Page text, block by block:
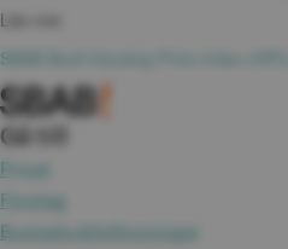
Läs mer
SBAB Booli Housing Price Index
Gå till
Privat
Företag
Bostadsrättsföreningar